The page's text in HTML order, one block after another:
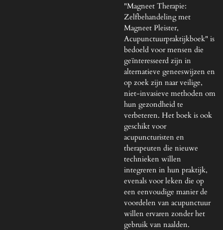
"Magneet Therapie:
Zelfbehandeling met
Magneet Pleister,
Acupunctuurpraktijkboek" is
bedoeld voor mensen die
geïnteresseerd zijn in
alternatieve geneeswijzen en
op zoek zijn naar veilige,
niet-invasieve methoden om
hun gezondheid te
verbeteren. Het boek is ook
geschikt voor
acupuncturisten en
therapeuten die nieuwe
technieken willen
integreren in hun praktijk,
evenals voor leken die op
een eenvoudige manier de
voordelen van acupunctuur
willen ervaren zonder het
gebruik van naalden.